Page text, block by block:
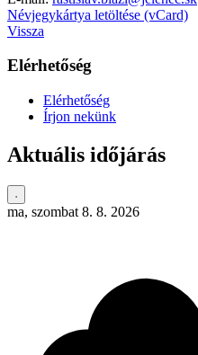
Névjegykártya letöltése (vCard)
Vissza
Elérhetőség
Elérhetőség
Írjon nekünk
Aktuális időjárás
ma, szombat 8. 8. 2026